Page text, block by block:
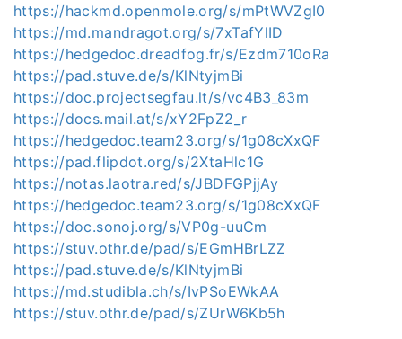
https://hackmd.openmole.org/s/mPtWVZgI0
https://md.mandragot.org/s/7xTafYlID
https://hedgedoc.dreadfog.fr/s/Ezdm710oRa
https://pad.stuve.de/s/KlNtyjmBi
https://doc.projectsegfau.lt/s/vc4B3_83m
https://docs.mail.at/s/xY2FpZ2_r
https://hedgedoc.team23.org/s/1g08cXxQF
https://pad.flipdot.org/s/2XtaHlc1G
https://notas.laotra.red/s/JBDFGPjjAy
https://hedgedoc.team23.org/s/1g08cXxQF
https://doc.sonoj.org/s/VP0g-uuCm
https://stuv.othr.de/pad/s/EGmHBrLZZ
https://pad.stuve.de/s/KlNtyjmBi
https://md.studibla.ch/s/IvPSoEWkAA
https://stuv.othr.de/pad/s/ZUrW6Kb5h